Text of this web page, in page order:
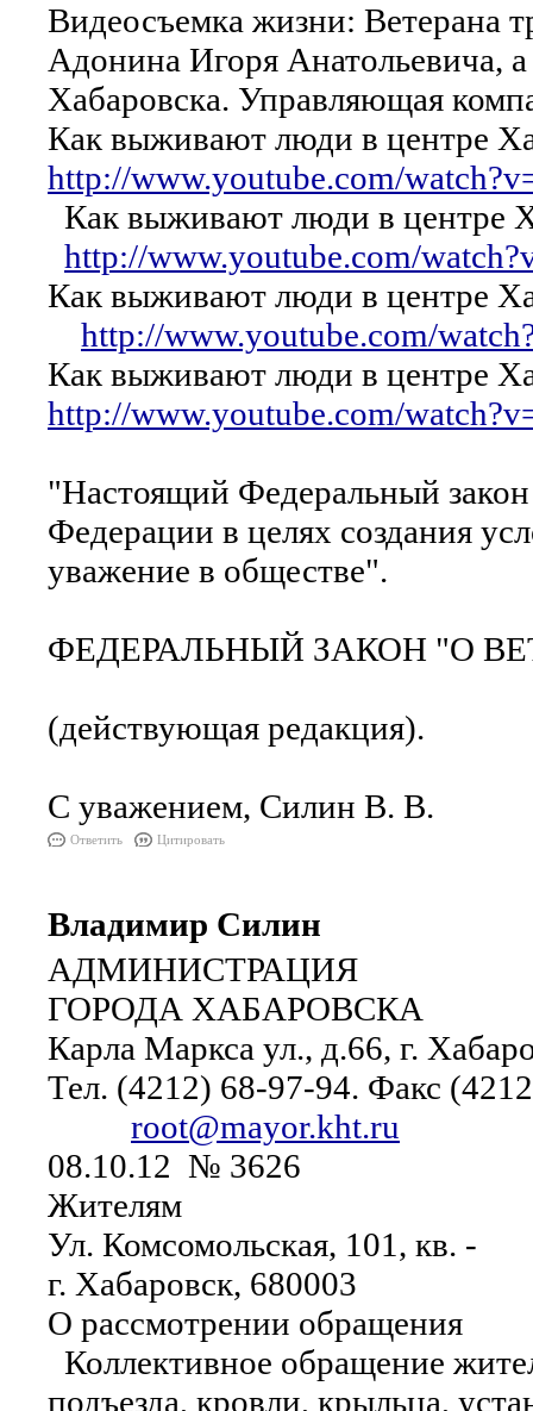
Видеосъемка жизни: Ветерана
Адонина Игоря Анатольевича,
Хабаровска. Управляющая
Как выживают люди в центре
http://www.youtube.com/
Как выживают люди в центре
http://www.youtube.com/
Как выживают люди в центре
http://www.youtube.com/
Как выживают люди в
http://www.youtube.com/
"Настоящий Федеральный закон
Федерации в целях создания
уважение в обществе".
ФЕДЕРАЛЬНЫЙ ЗАКОН "О
(действующая редакция).
С уважением, Силин В. В.
Ответить Цитировать
Владимир Силин
АДМИНИСТРАЦИЯ
ГОРОДА ХАБАРОВСКА
Карла Маркса ул., д.66, г.
Тел. (4212) 68-97-94. Факс
root@mayor.kht.ru
08.10.12 № 3626
Жителям
Ул. Комсомольская, 101, кв. -
г. Хабаровск, 680003
О рассмотрении обращения
Коллективное обращение
подъезда, кровли, крыльца,